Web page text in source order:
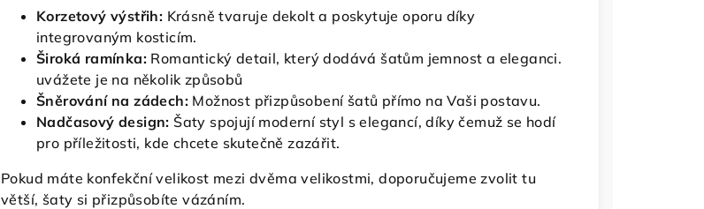
Korzetový výstřih: Krásně tvaruje dekolt a poskytuje oporu díky
integrovaným kosticím.
Široká ramínka: Romantický detail, který dodává šatům jemnost a eleganci.
uvážete je na několik způsobů
Šněrování na zádech: Možnost přizpůsobení šatů přímo na Vaši postavu.
Nadčasový design: Šaty spojují moderní styl s elegancí, díky čemuž se hodí
pro příležitosti, kde chcete skutečně zazářit.
Pokud máte konfekční velikost mezi dvěma velikostmi, doporučujeme zvolit tu
větší, šaty si přizpůsobíte vázáním.